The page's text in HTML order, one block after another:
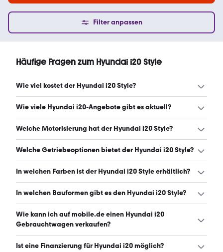
Filter anpassen
Häufige Fragen zum Hyundai i20 Style
Wie viel kostet der Hyundai i20 Style?
Ein guter Preis für einen Hyundai i20 Style liegt zwischen
Wie viele Hyundai i20-Angebote gibt es aktuell?
Es gibt insgesamt 111 Hyundai i20 bei mobile.de, davon
Welche Motorisierung hat der Hyundai i20 Style?
Der Hyundai i20 Style hat Leistungen zwischen 75 und 120
Welche Getriebeoptionen bietet der Hyundai i20 Style?
Der Hyundai i20 Style ist mit manuellem und
In welchen Farben ist der Hyundai i20 Style erhältlich?
Den Hyundai i20 Style gibt es in folgenden Farben: weiß,
und gelb. Die häufigste Farbe ist weiß. (Stand: 6.8.2026)
In welchen Bauformen gibt es den Hyundai i20 Style?
Den Hyundai i20 Style gibt es in folgenden Bauformen:
Kleinwagen und Limousine. (Stand: 6.8.2026)
Wie kann ich auf mobile.de einen Hyundai i20
Gebrauchtwagen verkaufen?
Alle Informationen zum Verkauf an mobile.de-
Ist eine Finanzierung für Hyundai i20 möglich?